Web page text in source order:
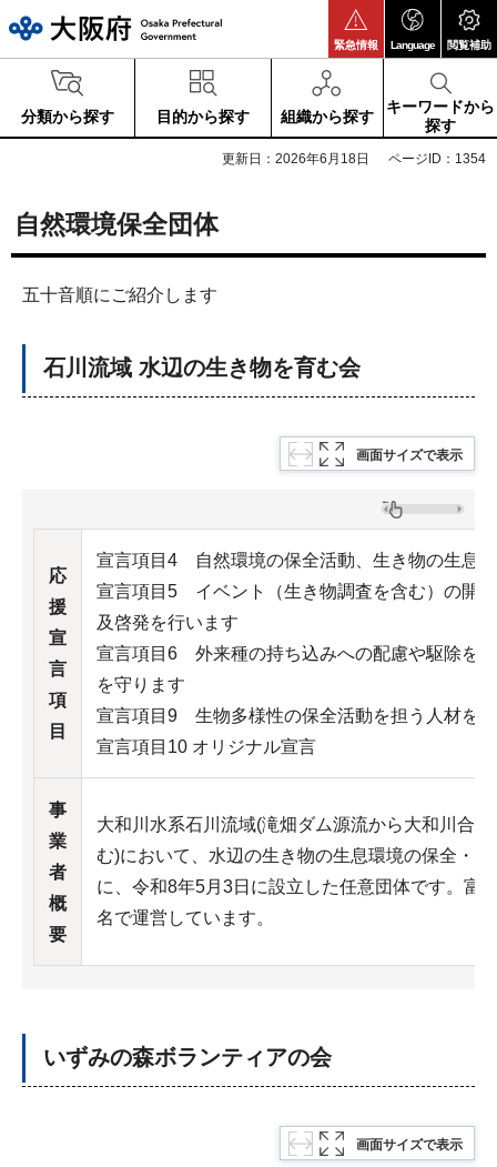
緊急情報 Language 閲覧補助
分類から探す 目的から探す 組織から探す
キーワードから
探す
更新日：2026年6月18日 ページID：1354
自然環境保全団体
五十音順にご紹介します
石川流域 水辺の生き物を育む会
画面サイズで表示
応
援
宣
言
項
目
宣言項目4 自然環境の保全活動、生き物の生息
宣言項目5 イベント（生き物調査を含む）の開
及啓発を行います
宣言項目6 外来種の持ち込みへの配慮や駆除を
を守ります
宣言項目9 生物多様性の保全活動を担う人材を
宣言項目10 オリジナル宣言
事
業
者
概
要
⼤和川⽔系⽯川流域(滝畑ダム源流から⼤和川合
む)において、⽔辺の⽣き物の⽣息環境の保全・
に、令和8年5⽉3⽇に設⽴した任意団体です。富
名で運営しています。
いずみの森ボランティアの会
画面サイズで表示